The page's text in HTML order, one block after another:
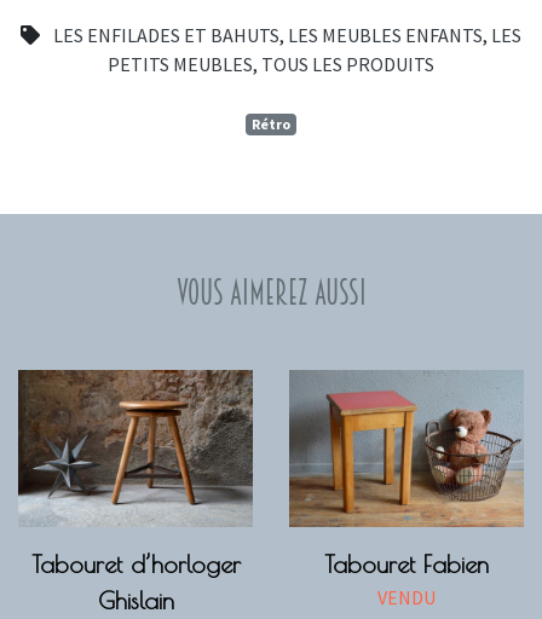
LES ENFILADES ET BAHUTS, LES MEUBLES ENFANTS, LES
PETITS MEUBLES, TOUS LES PRODUITS
Rétro
Vous aimerez aussi
Tabouret d’horloger
Ghislain
Tabouret Fabien
VENDU